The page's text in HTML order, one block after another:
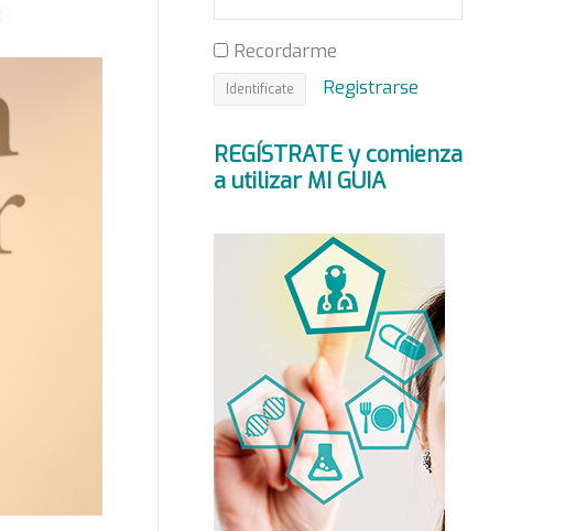
Recordarme
Registrarse
REGÍSTRATE y comienza
a utilizar MI GUIA